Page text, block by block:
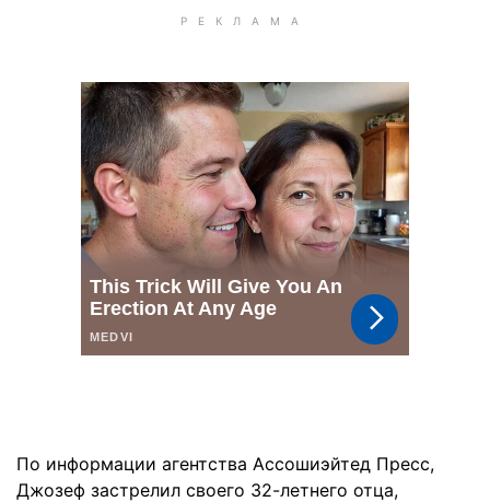
По информации агентства Ассошиэйтед Пресс,
Джозеф застрелил своего 32-летнего отца,